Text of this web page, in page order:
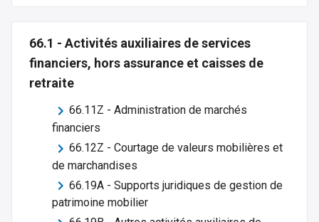
66.1 - Activités auxiliaires de services
financiers, hors assurance et caisses de
retraite
66.11Z - Administration de marchés
financiers
66.12Z - Courtage de valeurs mobilières et
de marchandises
66.19A - Supports juridiques de gestion de
patrimoine mobilier